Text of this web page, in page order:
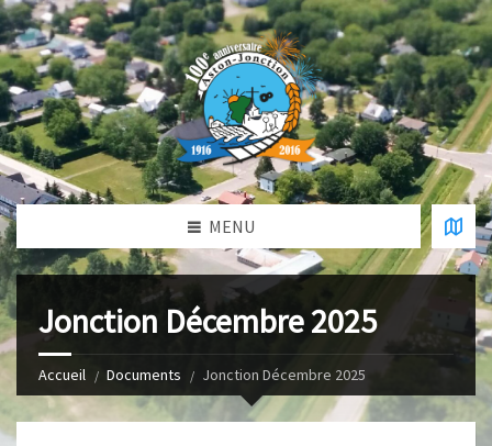
MENU
Jonction Décembre 2025
Accueil Documents Jonction Décembre 2025